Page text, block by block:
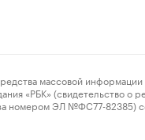
массовой
«РБК» (свидетельство о
номером ЭЛ №ФС77-82385)